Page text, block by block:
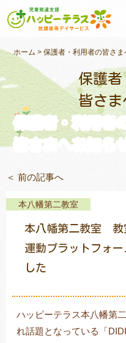
私たちについて
未就学のお子さ
小学生〜高校生の
支援事例
教室一覧
ご利用について
トレキン
ホーム >保護者・利用者の皆さ
保護者
皆さま
保護者・利用者
皆さまへお知ら
＜ 前の記事へ
本八幡第二教室
本八幡第二教室 教
運動プラットフォー
した
ハッピーテラス本八幡第
れ話題となっている「